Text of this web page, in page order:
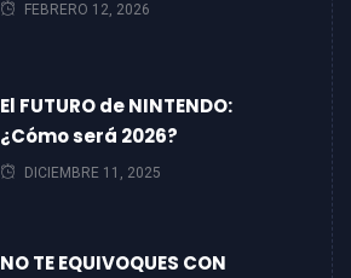
FEBRERO 12, 2026
El FUTURO de NINTENDO:
¿Cómo será 2026?
DICIEMBRE 11, 2025
NO TE EQUIVOQUES CON